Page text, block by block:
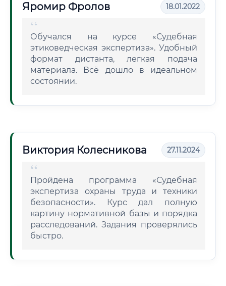
Яромир Фролов 18.01.2022
Обучался на курсе «Судебная
этиковедческая экспертиза». Удобный
формат дистанта, легкая подача
материала. Всё дошло в идеальном
состоянии.
Виктория Колесникова 27.11.2024
Пройдена программа «Судебная
экспертиза охраны труда и техники
безопасности». Курс дал полную
картину нормативной базы и порядка
расследований. Задания проверялись
быстро.